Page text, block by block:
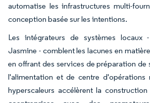
automatise les infrastructures multi-
conception basée sur les intentions.
Les intégrateurs de systèmes locaux
Jasmine - comblent les lacunes en
en offrant des services de préparation
l'alimentation et de centre d'opérations
hyperscaleurs accélèrent la